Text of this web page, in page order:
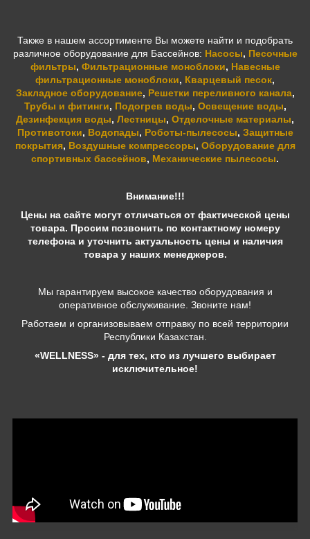
Также в нашем ассортименте Вы можете найти и подобрать
различное оборудование для Бассейнов: Насосы, Песочные
фильтры, Фильтрационные моноблоки, Навесные
фильтрационные моноблоки, Кварцевый песок,
Закладное оборудование, Решетки переливного канала,
Трубы и фитинги, Подогрев воды, Освещение воды,
Дезинфекция воды, Лестницы, Отделочные материалы,
Противотоки, Водопады, Роботы-пылесосы, Защитные
покрытия, Воздушные компрессоры, Оборудование для
спортивных бассейнов, Механические пылесосы.
Внимание!!!
Цены на сайте могут отличаться от фактической цены
товара. Просим позвонить по контактному номеру
телефона и уточнить актуальность цены и наличия
товара у наших менеджеров.
Мы гарантируем высокое качество оборудования и
оперативное обслуживание. Звоните нам!
Работаем и организовываем отправку по всей территории
Республики Казахстан.
«WELLNESS» - для тех, кто из лучшего выбирает
исключительное!